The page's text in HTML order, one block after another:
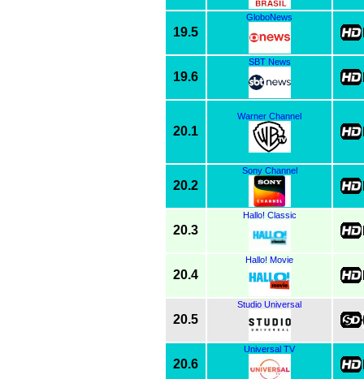
19.5
GloboNews
19.6
SBT News
20.1
Warner Channel
20.2
Sony Channel
20.3
Hallo! Classic
20.4
Hallo! Movie
20.5
Studio Universal
20.6
Universal TV